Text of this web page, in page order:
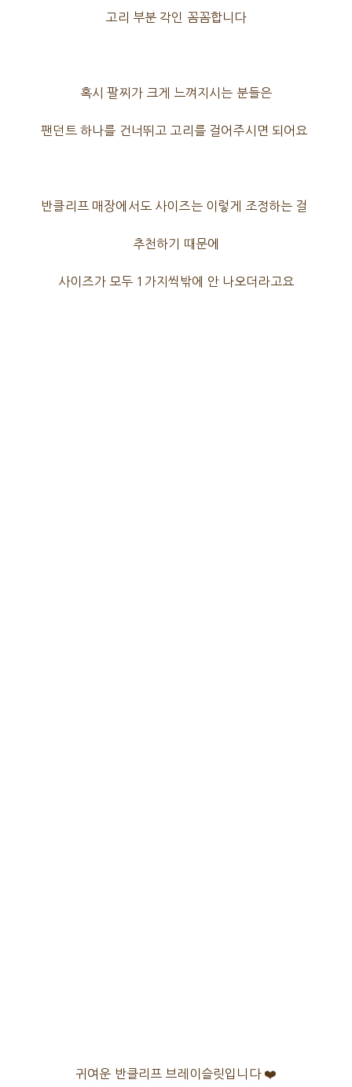
고리 부분 각인 꼼꼼합니다
혹시 팔찌가 크게 느껴지시는 분들은
팬던트 하나를 건너뛰고 고리를 걸어주시면 되어요
반클리프 매장에서도 사이즈는 이렇게 조정하는 걸
추천하기 때문에
사이즈가 모두 1가지씩밖에 안 나오더라고요
귀여운 반클리프 브레이슬릿입니다 ❤️